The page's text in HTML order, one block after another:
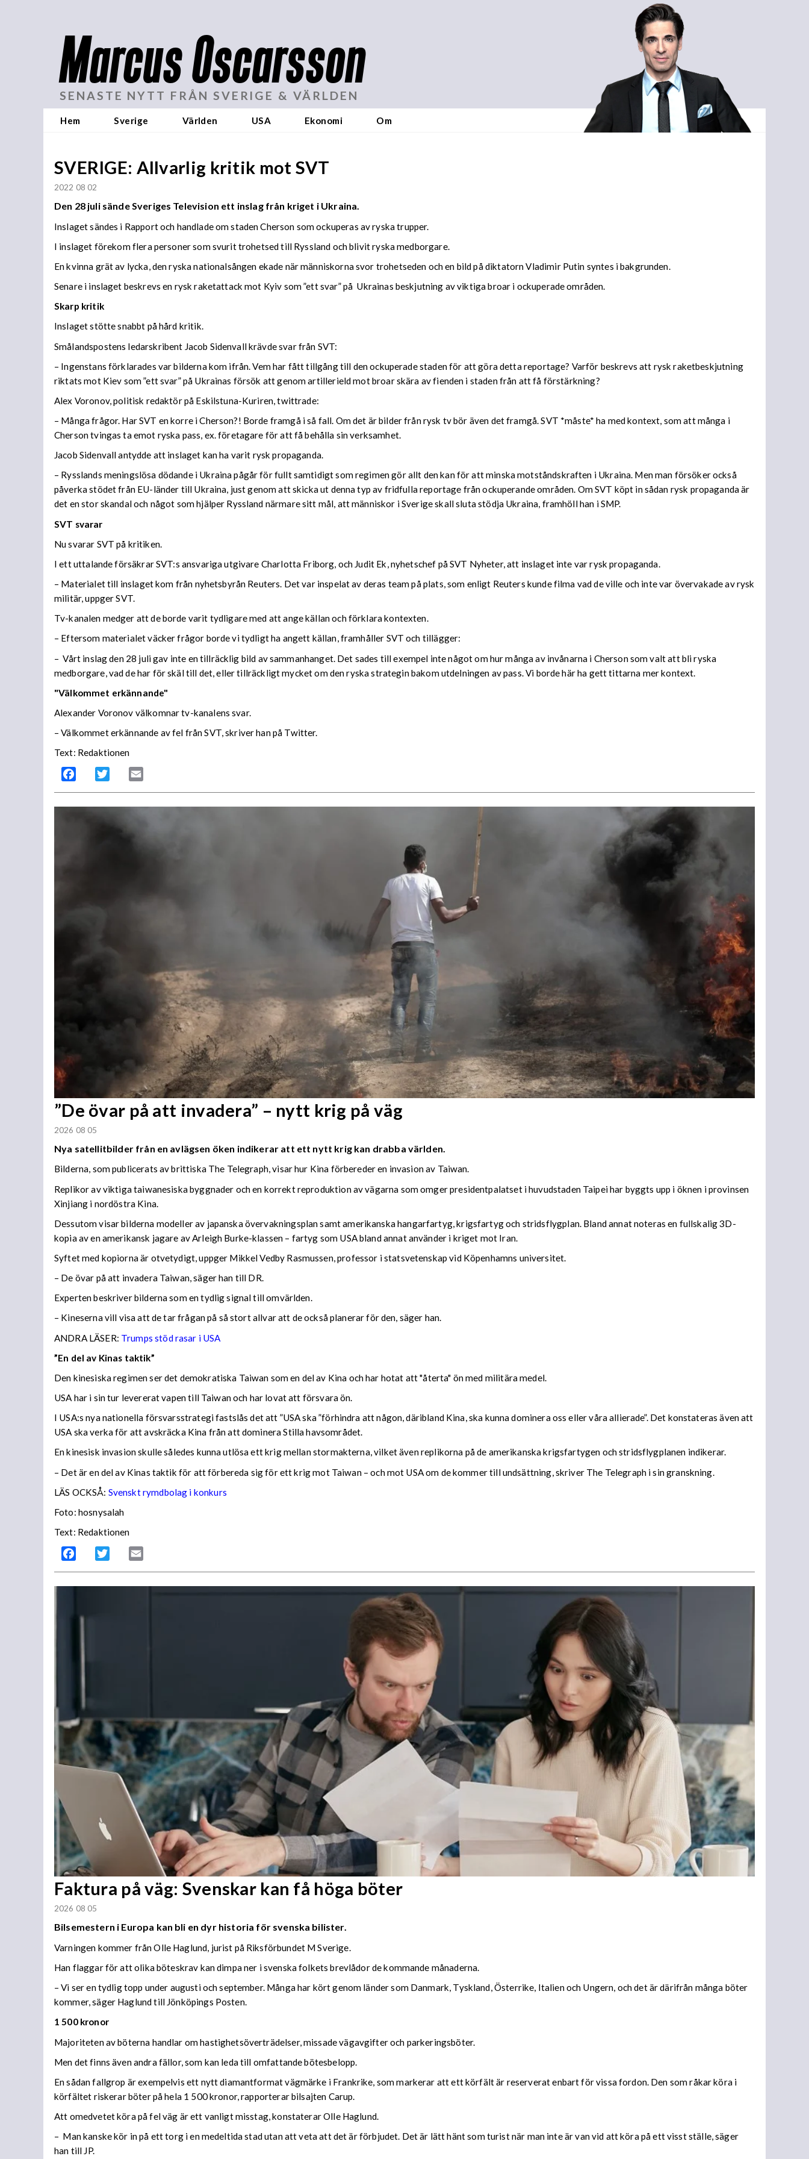
Marcus Oscarsson
SENASTE NYTT FRÅN SVERIGE & VÄRLDEN
Hem Sverige Världen USA Ekonomi Om
SVERIGE: Allvarlig kritik mot SVT
2022 08 02
Den 28 juli sände Sveriges Television ett inslag från kriget i Ukraina.
Inslaget sändes i Rapport och handlade om staden Cherson som ockuperas av ryska trupper.
I inslaget förekom flera personer som svurit trohetsed till Ryssland och blivit ryska medborgare.
En kvinna grät av lycka, den ryska nationalsången ekade när människorna svor trohetseden och en bild på diktatorn Vladimir Putin syntes i bakgrunden.
Senare i inslaget beskrevs en rysk raketattack mot Kyiv som ”ett svar” på Ukrainas beskjutning av viktiga broar i ockuperade områden.
Skarp kritik
Inslaget stötte snabbt på hård kritik.
Smålandspostens ledarskribent Jacob Sidenvall krävde svar från SVT:
– Ingenstans förklarades var bilderna kom ifrån. Vem har fått tillgång till den ockuperade staden för att göra detta reportage? Varför beskrevs att rysk raketbeskjutning
riktats mot Kiev som ”ett svar” på Ukrainas försök att genom artillerield mot broar skära av fienden i staden från att få förstärkning?
Alex Voronov, politisk redaktör på Eskilstuna-Kuriren, twittrade:
– Många frågor. Har SVT en korre i Cherson?! Borde framgå i så fall. Om det är bilder från rysk tv bör även det framgå. SVT *måste* ha med kontext, som att många i
Cherson tvingas ta emot ryska pass, ex. företagare för att få behålla sin verksamhet.
Jacob Sidenvall antydde att inslaget kan ha varit rysk propaganda.
– Rysslands meningslösa dödande i Ukraina pågår för fullt samtidigt som regimen gör allt den kan för att minska motståndskraften i Ukraina. Men man försöker också
påverka stödet från EU-länder till Ukraina, just genom att skicka ut denna typ av fridfulla reportage från ockuperande områden. Om SVT köpt in sådan rysk propaganda är
det en stor skandal och något som hjälper Ryssland närmare sitt mål, att människor i Sverige skall sluta stödja Ukraina, framhöll han i SMP.
SVT svarar
Nu svarar SVT på kritiken.
I ett uttalande försäkrar SVT:s ansvariga utgivare Charlotta Friborg, och Judit Ek, nyhetschef på SVT Nyheter, att inslaget inte var rysk propaganda.
­– Materialet till inslaget kom från nyhetsbyrån Reuters. Det var inspelat av deras team på plats, som enligt Reuters kunde filma vad de ville och inte var övervakade av rysk
militär, uppger SVT.
Tv-kanalen medger att de borde varit tydligare med att ange källan och förklara kontexten.
– Eftersom materialet väcker frågor borde vi tydligt ha angett källan, framhåller SVT och tillägger:
– Vårt inslag den 28 juli gav inte en tillräcklig bild av sammanhanget. Det sades till exempel inte något om hur många av invånarna i Cherson som valt att bli ryska
medborgare, vad de har för skäl till det, eller tillräckligt mycket om den ryska strategin bakom utdelningen av pass. Vi borde här ha gett tittarna mer kontext.
"Välkommet erkännande"
Alexander Voronov välkomnar tv-kanalens svar.
– Välkommet erkännande av fel från SVT, skriver han på Twitter.
Text: Redaktionen
Facebook Twitter
”De övar på att invadera” – nytt krig på väg
2026 08 05
Nya satellitbilder från en avlägsen öken indikerar att ett nytt krig kan drabba världen.
Bilderna, som publicerats av brittiska The Telegraph, visar hur Kina förbereder en invasion av Taiwan.
Replikor av viktiga taiwanesiska byggnader och en korrekt reproduktion av vägarna som omger presidentpalatset i huvudstaden Taipei har byggts upp i öknen i provinsen
Xinjiang i nordöstra Kina.
Dessutom visar bilderna modeller av japanska övervakningsplan samt amerikanska hangarfartyg, krigsfartyg och stridsflygplan. Bland annat noteras en fullskalig 3D-
kopia av en amerikansk jagare av Arleigh Burke-klassen – fartyg som USA bland annat använder i kriget mot Iran.
Syftet med kopiorna är otvetydigt, uppger Mikkel Vedby Rasmussen, professor i statsvetenskap vid Köpenhamns universitet.
– De övar på att invadera Taiwan, säger han till DR.
Experten beskriver bilderna som en tydlig signal till omvärlden.
– Kineserna vill visa att de tar frågan på så stort allvar att de också planerar för den, säger han.
ANDRA LÄSER: Trumps stöd rasar i USA
”En del av Kinas taktik”
Den kinesiska regimen ser det demokratiska Taiwan som en del av Kina och har hotat att "återta" ön med militära medel.
USA har i sin tur levererat vapen till Taiwan och har lovat att försvara ön.
I USA:s nya nationella försvarsstrategi fastslås det att ”USA ska ”förhindra att någon, däribland Kina, ska kunna dominera oss eller våra allierade”. Det konstateras även att
USA ska verka för att avskräcka Kina från att dominera Stilla havsområdet.
En kinesisk invasion skulle således kunna utlösa ett krig mellan stormakterna, vilket även replikorna på de amerikanska krigsfartygen och stridsflygplanen indikerar.
– Det är en del av Kinas taktik för att förbereda sig för ett krig mot Taiwan – och mot USA om de kommer till undsättning, skriver The Telegraph i sin granskning.
LÄS OCKSÅ: Svenskt rymdbolag i konkurs
Foto: hosnysalah
Text: Redaktionen
Facebook Twitter
Faktura på väg: Svenskar kan få höga böter
2026 08 05
Bilsemestern i Europa kan bli en dyr historia för svenska bilister.
Varningen kommer från Olle Haglund, jurist på Riksförbundet M Sverige.
Han flaggar för att olika böteskrav kan dimpa ner i svenska folkets brevlådor de kommande månaderna.
– Vi ser en tydlig topp under augusti och september. Många har kört genom länder som Danmark, Tyskland, Österrike, Italien och Ungern, och det är därifrån många böter
kommer, säger Haglund till Jönköpings Posten.
1 500 kronor
Majoriteten av böterna handlar om hastighetsöverträdelser, missade vägavgifter och parkeringsböter.
Men det finns även andra fällor, som kan leda till omfattande bötesbelopp.
En sådan fallgrop är exempelvis ett nytt diamantformat vägmärke i Frankrike, som markerar att ett körfält är reserverat enbart för vissa fordon. Den som råkar köra i
körfältet riskerar böter på hela 1 500 kronor, rapporterar bilsajten Carup.
Att omedvetet köra på fel väg är ett vanligt misstag, konstaterar Olle Haglund.
– Man kanske kör in på ett torg i en medeltida stad utan att veta att det är förbjudet. Det är lätt hänt som turist när man inte är van vid att köra på ett visst ställe, säger
han till JP.